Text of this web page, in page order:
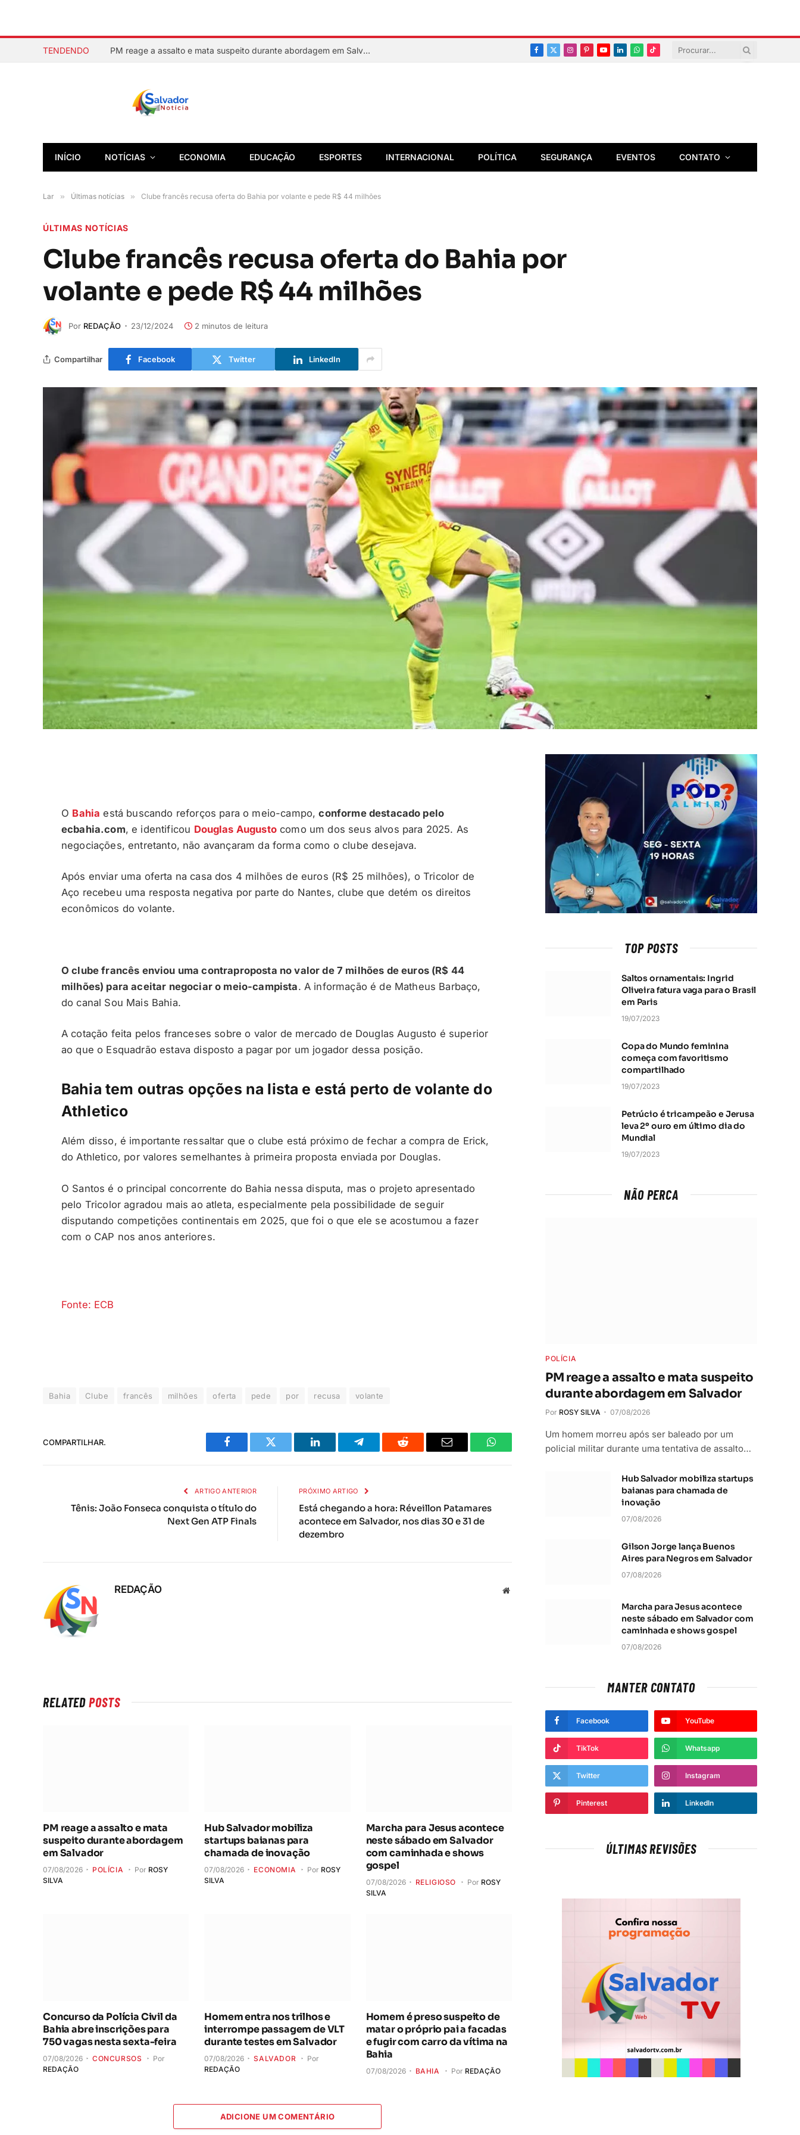
TENDENDO PM reage a assalto e mata suspeito durante abordagem em Salvador
Facebook
X
Instagram
PinterestYouTubeLinkedInWhatsapp
TikTok
INÍCIO NOTÍCIAS ECONOMIA EDUCAÇÃO ESPORTES INTERNACIONAL POLÍTICA SEGURANÇA EVENTOS CONTATO
Lar » Últimas notícias » Clube francês recusa oferta do Bahia por volante e pede R$ 44 milhões
ÚLTIMAS NOTÍCIAS
Clube francês recusa oferta do Bahia por
volante e pede R$ 44 milhões
Por REDAÇÃO 23/12/2024 2 minutos de leitura
Compartilhar Facebook Twitter LinkedIn
O Bahia está buscando reforços para o meio-campo,conforme destacado pelo
ecbahia.com, e identificou Douglas Augusto como um dos seus alvos para 2025. As
negociações, entretanto, não avançaram da forma como o clube desejava.
Após enviar uma oferta na casa dos 4 milhões de euros (R$ 25 milhões), o Tricolor de
Aço recebeu uma resposta negativa por parte do Nantes, clube que detém os direitos
econômicos do volante.
O clube francês enviou uma contraproposta no valor de 7 milhões de euros (R$ 44
milhões) para aceitar negociar o meio-campista. A informação é de Matheus Barbaço,
do canal Sou Mais Bahia.
A cotação feita pelos franceses sobre o valor de mercado de Douglas Augusto é superior
ao que o Esquadrão estava disposto a pagar por um jogador dessa posição.
Bahia tem outras opções na lista e está perto de volante do
Athletico
Além disso, é importante ressaltar que o clube está próximo de fechar a compra de Erick,
do Athletico, por valores semelhantes à primeira proposta enviada por Douglas.
O Santos é o principal concorrente do Bahia nessa disputa, mas o projeto apresentado
pelo Tricolor agradou mais ao atleta, especialmente pela possibilidade de seguir
disputando competições continentais em 2025, que foi o que ele se acostumou a fazer
com o CAP nos anos anteriores.
Fonte: ECB
Bahia Clube francês milhões oferta pede por recusa volante
COMPARTILHAR.
Facebook Twitter LinkedIn TelegramaReddit
E-
Whatsapp
ARTIGO ANTERIOR
Tênis: João Fonseca conquista o título do
Next Gen ATP Finals
PRÓXIMO ARTIGO
Está chegando a hora: Réveillon Patamares
acontece em Salvador, nos dias 30 e 31 de
dezembro
REDAÇÃO
Local
RELATEDPOSTS
PM reage a assalto e mata
suspeito durante abordagem
em Salvador
07/08/2026 POLÍCIA Por ROSY
SILVA
Hub Salvador mobiliza
startups baianas para
chamada de inovação
07/08/2026 ECONOMIA Por ROSY
SILVA
Marcha para Jesus acontece
neste sábado em Salvador
com caminhada e shows
gospel
07/08/2026 RELIGIOSO Por ROSY
SILVA
Concurso da Polícia Civil da
Bahia abre inscrições para
750 vagas nesta sexta-feira
07/08/2026 CONCURSOS
Por
REDAÇÃO
Homem entra nos trilhos e
interrompe passagem de VLT
durante testes em Salvador
07/08/2026 SALVADOR
Por
REDAÇÃO
Homem é preso suspeito de
matar o próprio pai a facadas
e fugir com carro da vítima na
Bahia
07/08/2026 BAHIA Por REDAÇÃO
ADICIONE UM COMENTÁRIO
TOP POSTS
Saltos ornamentais: Ingrid
Oliveira fatura vaga para o Brasil
em Paris
19/07/2023
Copa do Mundo feminina
começa com favoritismo
compartilhado
19/07/2023
Petrúcio é tricampeão e Jerusa
leva 2º ouro em último dia do
Mundial
19/07/2023
NÃO PERCA
POLÍCIA
PM reage a assalto e mata suspeito
durante abordagem em Salvador
Por ROSY SILVA 07/08/2026
Um homem morreu após ser baleado por um
policial militar durante uma tentativa de assalto…
Hub Salvador mobiliza startups
baianas para chamada de
inovação
07/08/2026
Gilson Jorge lança Buenos
Aires para Negros em Salvador
07/08/2026
Marcha para Jesus acontece
neste sábado em Salvador com
caminhada e shows gospel
07/08/2026
MANTER CONTATO
Facebook YouTube
TikTok Whatsapp
Twitter Instagram
Pinterest LinkedIn
ÚLTIMAS REVISÕES